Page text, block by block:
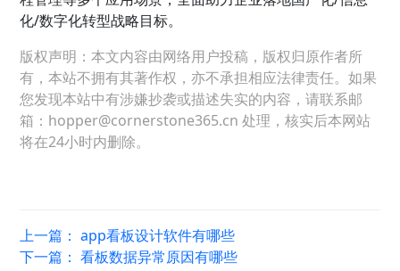
化/数字化转型战略目标。
版权声明：本文内容由网络用户投稿，版权归原作者所
有，本站不拥有其著作权，亦不承担相应法律责任。如果
您发现本站中有涉嫌抄袭或描述失实的内容，请联系邮
箱：hopper@cornerstone365.cn 处理，核实后本网站
将在24小时内删除。
上一篇：app看板设计软件有哪些
下一篇：看板数据异常原因有哪些